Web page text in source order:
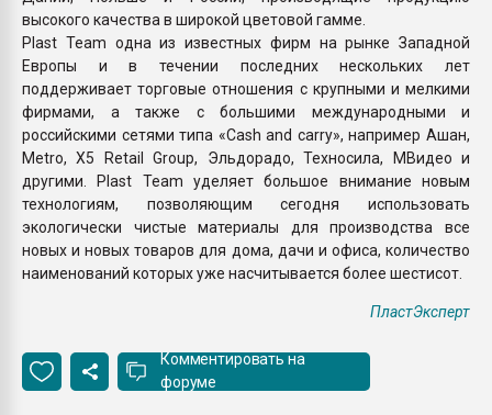
высокого качества в широкой цветовой гамме.
Plast Team одна из известных фирм на рынке Западной
Европы и в течении последних нескольких лет
поддерживает торговые отношения с крупными и мелкими
фирмами, а также с большими международными и
российскими сетями типа «Cash and carry», например Ашан,
Metro, X5 Retail Group, Эльдорадо, Техносила, МВидео и
другими. Plast Team уделяет большое внимание новым
технологиям, позволяющим сегодня использовать
экологически чистые материалы для производства все
новых и новых товаров для дома, дачи и офиса, количество
наименований которых уже насчитывается более шестисот.
ПластЭксперт
Комментировать на
форуме